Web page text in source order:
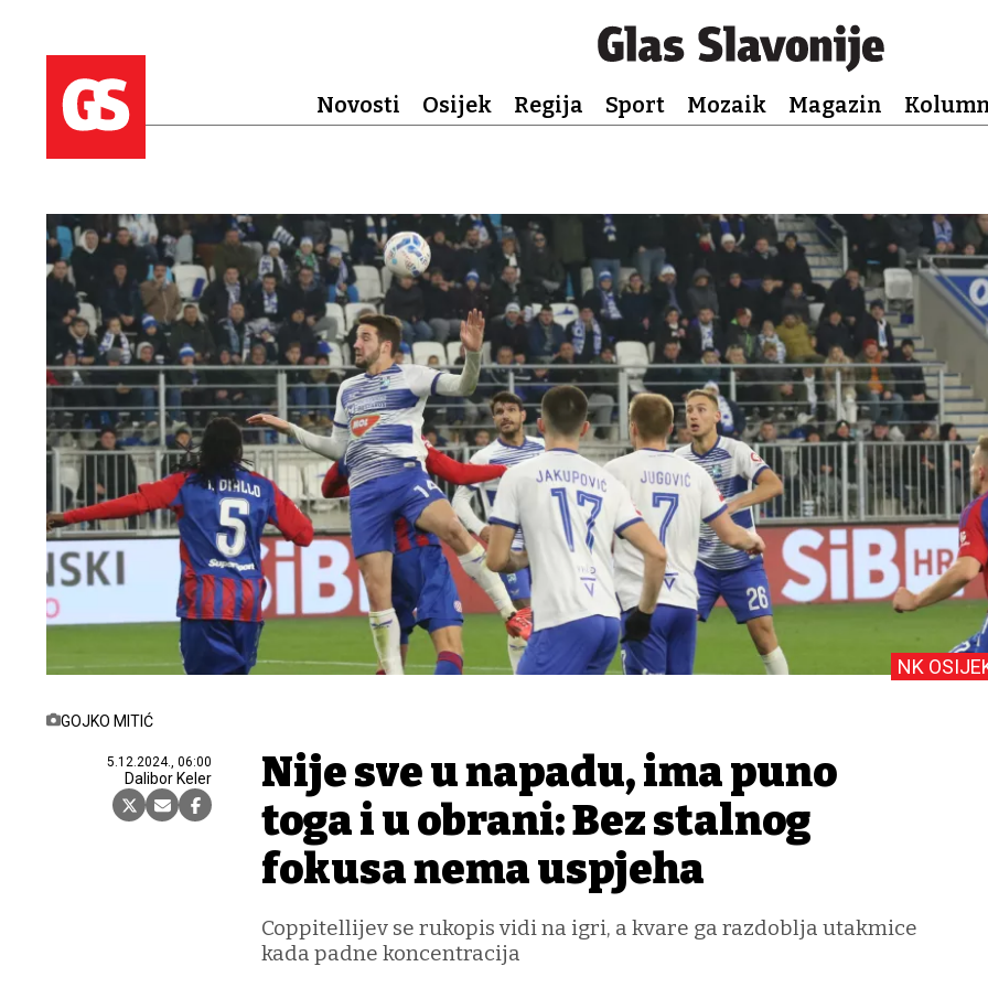
Novosti Osijek Regija Sport Mozaik Magazin
GOJKO MITIĆ
5.12.2024., 06:00
Dalibor Keler
NK
Nije sve u napadu, ima puno
toga i u obrani: Bez stalnog
fokusa nema uspjeha
Coppitellijev se rukopis vidi na igri, a kvare ga razdoblja utakmice
kada padne koncentracija